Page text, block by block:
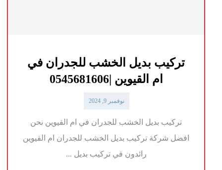
تركيب بديل الخشب للجدران في
ام القيوين |0545681606
نوفمبر 9, 2024
تركيب بديل الخشب للجدران في ام القيوين نحن
افضل شركة تركيب بديل الخشب للجدران ام القيوين
رائدون في تركيب بديل ...